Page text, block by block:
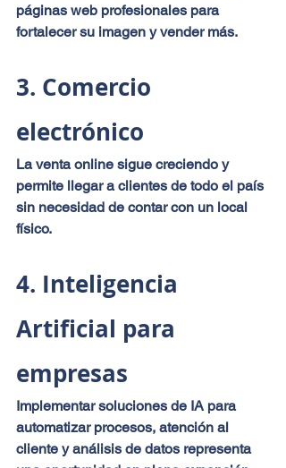
páginas web profesionales para
fortalecer su imagen y vender más.
3. Comercio
electrónico
La venta online sigue creciendo y
permite llegar a clientes de todo el país
sin necesidad de contar con un local
físico.
4. Inteligencia
Artificial para
empresas
Implementar soluciones de IA para
automatizar procesos, atención al
cliente y análisis de datos representa